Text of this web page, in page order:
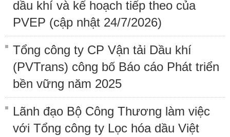
dầu khí và kế hoạch tiếp theo của
PVEP (cập nhật 24/7/2026)
Tổng công ty CP Vận tải Dầu khí
(PVTrans) công bố Báo cáo Phát triển
bền vững năm 2025
Lãnh đạo Bộ Công Thương làm việc
với Tổng công ty Lọc hóa dầu Việt